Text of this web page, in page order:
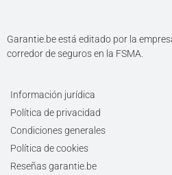
Garantie.be está editado por la
corredor de seguros en la FSMA.
Información jurídica
Política de privacidad
Condiciones generales
Política de cookies
Reseñas garantie.be